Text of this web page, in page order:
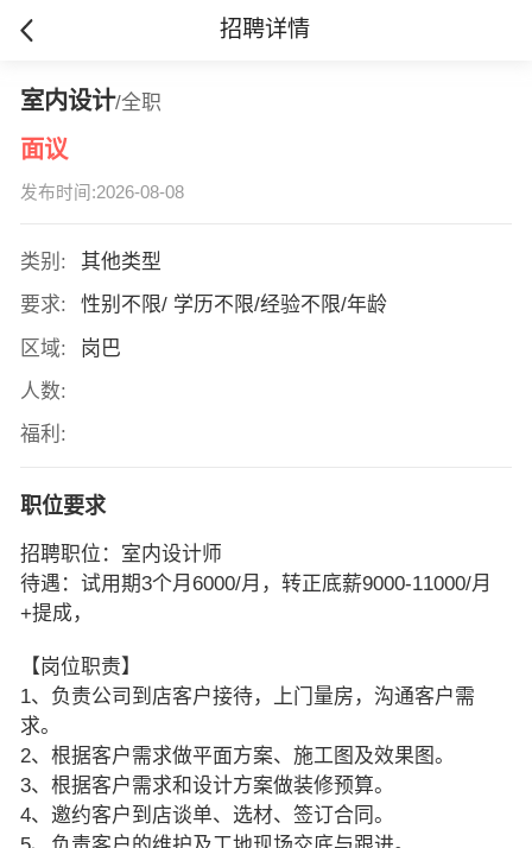
招聘详情
室内设计/全职
面议
发布时间:2026-08-08
类别:
其他类型
要求:
性别不限/ 学历不限/经验不限/年龄
区域:
岗巴
人数:
福利:
职位要求
招聘职位：室内设计师
待遇：试用期3个月6000/月，转正底薪9000-11000/月
+提成，
【岗位职责】
1、负责公司到店客户接待，上门量房，沟通客户需
求。
2、根据客户需求做平面方案、施工图及效果图。
3、根据客户需求和设计方案做装修预算。
4、邀约客户到店谈单、选材、签订合同。